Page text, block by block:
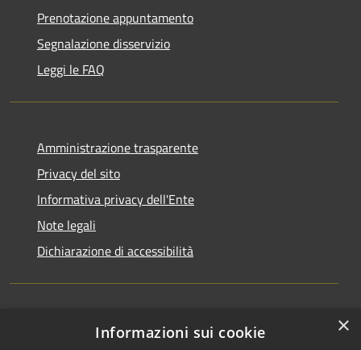
Prenotazione appuntamento
Segnalazione disservizio
Leggi le FAQ
Amministrazione trasparente
Privacy del sito
Informativa privacy dell'Ente
Note legali
Dichiarazione di accessibilità
Newsletter ×
Informazioni sui cookie